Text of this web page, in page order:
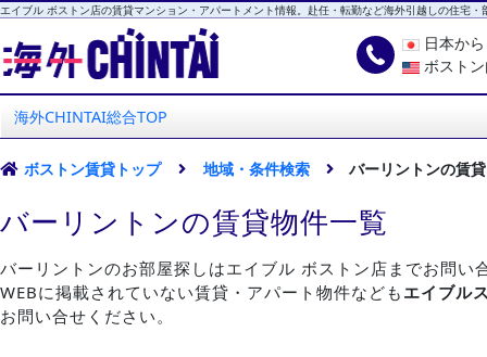
エイブル ボストン店の賃貸マンション・アパートメント情報。赴任・転勤など海外引越しの住宅・
海外CHINTAI
エイブル ボストン店
日本か
ボスト
海外CHINTAI総合TOP
ボストン賃貸トップ 地域・条件検索 バーリントンの賃
バーリントンの賃貸物件一覧
バーリントンのお部屋探しはエイブル ボストン店までお問い
WEBに掲載されていない賃貸・アパート物件なども エイブル
お問い合せください。